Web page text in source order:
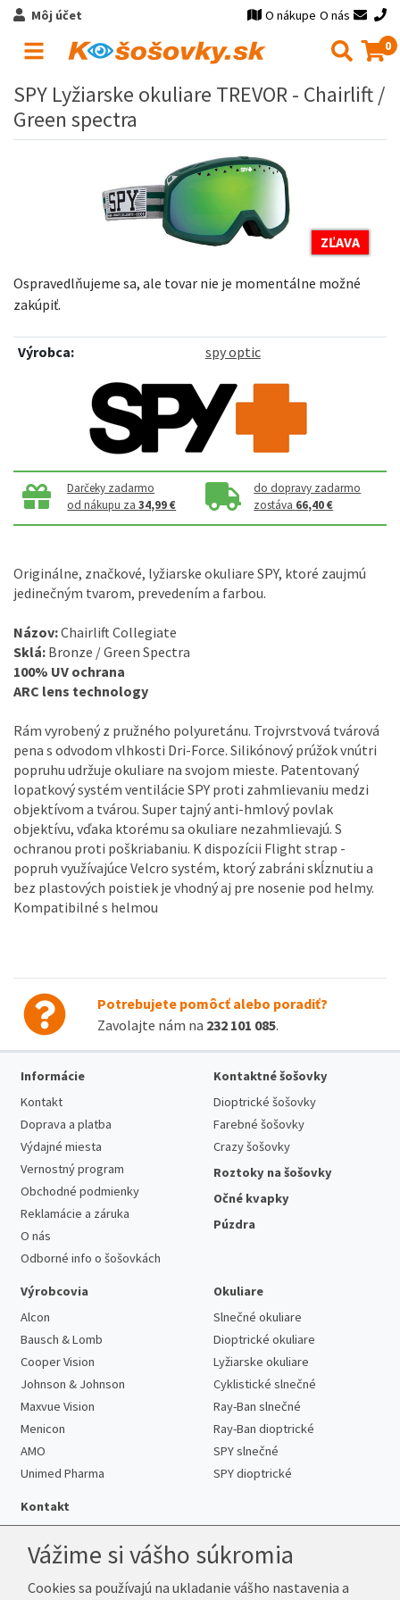
Môj účet O nákupe O nás
0
SPY Lyžiarske okuliare TREVOR - Chairlift /
Green spectra
ZĽAVA
Ospravedlňujeme sa, ale tovar nie je momentálne možné
zakúpiť.
Výrobca: spy optic
Darčeky zadarmo
od nákupu za34,99 €
do dopravy zadarmo
zostáva 66,40 €
Originálne, značkové, lyžiarske okuliare SPY, ktoré zaujmú
jedinečným tvarom, prevedením a farbou.
Názov:Chairlift Collegiate
Sklá: Bronze / Green Spectra
100% UV ochrana
ARC lens technology
Rám vyrobený z pružného polyuretánu. Trojvrstvová tvárová
pena s odvodom vlhkosti Dri-Force. Silikónový prúžok vnútri
popruhu udržuje okuliare na svojom mieste. Patentovaný
lopatkový systém ventilácie SPY proti zahmlievaniu medzi
objektívom a tvárou. Super tajný anti-hmlový povlak
objektívu, vďaka ktorému sa okuliare nezahmlievajú. S
ochranou proti poškriabaniu. K dispozícii Flight strap -
popruh využívajúce Velcro systém, ktorý zabráni skĺznutiu a
bez plastových poistiek je vhodný aj pre nosenie pod helmy.
Kompatibilné s helmou
Potrebujete pomôcť alebo poradiť?
Zavolajte nám na 232 101 085.
Informácie
Kontakt
Doprava a platba
Výdajné miesta
Vernostný program
Obchodné podmienky
Reklamácie a záruka
O nás
Odborné info o šošovkách
Kontaktné šošovky
Dioptrické šošovky
Farebné šošovky
Crazy šošovky
Roztoky na šošovky
Očné kvapky
Púzdra
Výrobcovia
Alcon
Bausch & Lomb
Cooper Vision
Johnson & Johnson
Maxvue Vision
Menicon
AMO
Unimed Pharma
Okuliare
Slnečné okuliare
Dioptrické okuliare
Lyžiarske okuliare
Cyklistické slnečné
Ray-Ban slnečné
Ray-Ban dioptrické
SPY slnečné
SPY dioptrické
Kontakt
Telefón:+421 222 205 863
Vážime si vášho súkromia
Cookies sa používajú na ukladanie vášho nastavenia a